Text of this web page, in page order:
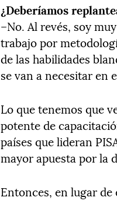
¿Deberíamos
–No. Al revés, soy
trabajo por
de las habilidades
se van a necesitar en
Lo que tenemos que
potente de
países que lideran
mayor apuesta por la
Entonces, en lugar